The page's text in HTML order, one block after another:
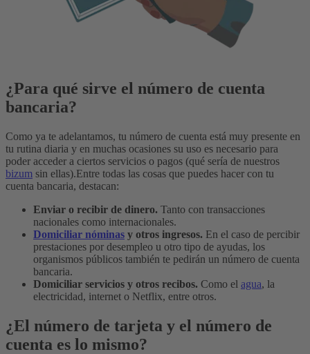
¿Para qué sirve el número de cuenta
bancaria?
Como ya te adelantamos, tu número de cuenta está muy presente en
tu rutina diaria y en muchas ocasiones su uso es necesario para
poder acceder a ciertos servicios o pagos (qué sería de nuestros
bizum sin ellas).Entre todas las cosas que puedes hacer con tu
cuenta bancaria, destacan:
Enviar o recibir de dinero. Tanto con transacciones
nacionales como internacionales.
Domiciliar nóminas y otros ingresos. En el caso de percibir
prestaciones por desempleo u otro tipo de ayudas, los
organismos públicos también te pedirán un número de cuenta
bancaria.
Domiciliar servicios y otros recibos. Como el agua, la
electricidad, internet o Netflix, entre otros.
¿El número de tarjeta y el número de
cuenta es lo mismo?